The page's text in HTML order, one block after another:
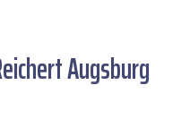
Augsburg